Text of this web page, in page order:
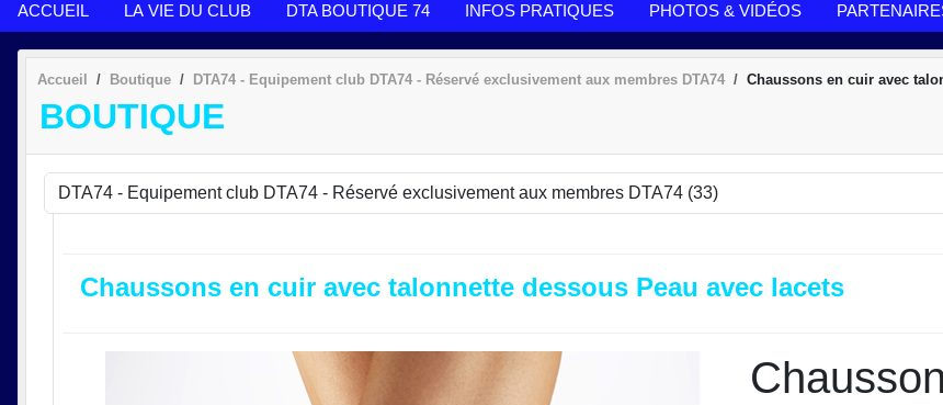
ACCUEIL LA VIE DU CLUB DTA BOUTIQUE 74 INFOS PRATIQUES PHOTOS & VIDÉOS
Accueil Boutique DTA74 - Equipement club DTA74 - Réservé exclusivement aux membres DTA74 Chaussons en cuir avec
BOUTIQUE
Chaussons en cuir avec talonnette dessous Peau avec lacets